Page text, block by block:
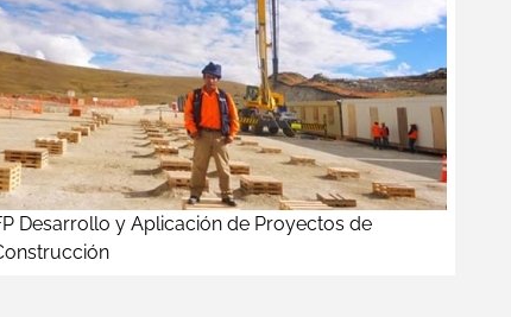
Desarrollo y Aplicación de Proyectos de